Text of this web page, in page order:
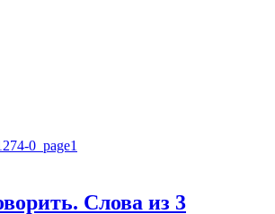
Слова из 3